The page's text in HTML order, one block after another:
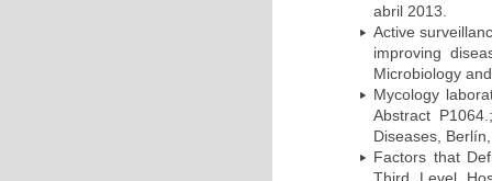
abril 2013.
Active
improving
Microbiology
Mycology
Abstract
Diseases,
Factors that
Third Level